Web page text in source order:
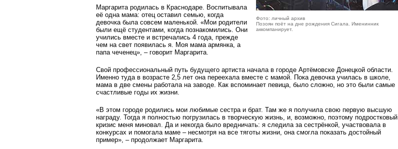
Фото: личный архив
Позоян поёт на дне рождения Сигала. Именинник
аккомпанирует.
Маргарита родилась в Краснодаре. Воспитывала
её одна мама: отец оставил семью, когда
девочка была совсем маленькой. «Мои родители
были ещё студентами, когда познакомились. Они
учились вместе и встречались 4 года, прежде
чем на свет появилась я. Моя мама армянка, а
папа чеченец», – говорит Маргарита.
Свой профессиональный путь будущего артиста начала в городе Артёмовске Донецкой области.
Именно туда в возрасте 2,5 лет она переехала вместе с мамой. Пока девочка училась в школе,
мама в две смены работала на заводе. Как вспоминает певица, было сложно, но это были самые
счастливые годы их жизни.
«В этом городе родились мои любимые сестра и брат. Там же я получила свою первую высшую
награду. Тогда я полностью погрузилась в творческую жизнь, и, возможно, поэтому подрост­ковый
кризис меня миновал. Да и некогда было вредничать: я следила за сестрёнкой, участ­вовала в
конкурсах и помогала маме – несмотря на все тяготы жизни, она смогла показать достойный
пример», – продолжает Маргарита.